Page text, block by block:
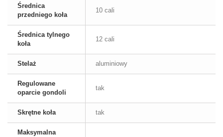
Średnica
przedniego koła
10 cali
Średnica tylnego
koła
12 cali
Stelaż aluminiowy
Regulowane
oparcie gondoli
tak
Skrętne koła tak
Maksymalna